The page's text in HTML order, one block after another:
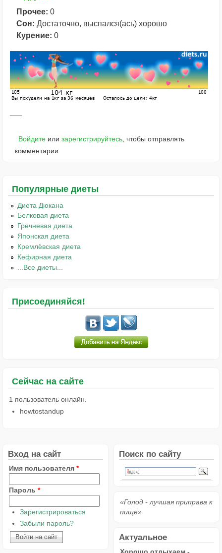
Прочее: 0
Сон: Достаточно, выспался(ась) хорошо
Курение: 0
Войдитеили зарегистрируйтесь, чтобы отправлять
комментарии
Популярные диеты
Диета Дюкана
Белковая диета
Гречневая диета
Японская диета
Кремлёвская диета
Кефирная диета
...Все диеты...
Присоединяйся!
Сейчас на сайте
1 пользователь онлайн.
howtostandup
Вход на сайт
Имя пользователя *
Пароль *
Зарегистрироваться
Забыли пароль?
Поиск по сайту
«Голод - лучшая приправа к
пище»
Актуальное
Хорошо отдыхаем -